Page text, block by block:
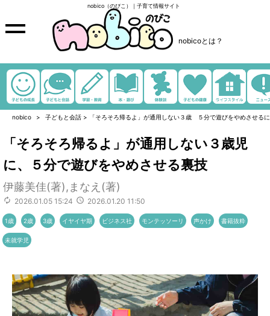
nobico（のびこ）｜子育て情報サイト
nobicoとは？
nobico 子どもと会話 > 「そろそろ帰るよ」が通用しない３歳 ５分で遊びをやめさせる
「そろそろ帰るよ」が通用しない３歳児
に、５分で遊びをやめさせる裏技
伊藤美佳(著),まなえ(著)
2026.01.05 15:24 2026.01.20 11:50
1歳 2歳 3歳 イヤイヤ期 ビジネス社 モンテッソーリ 声かけ 書籍抜粋
未就学児